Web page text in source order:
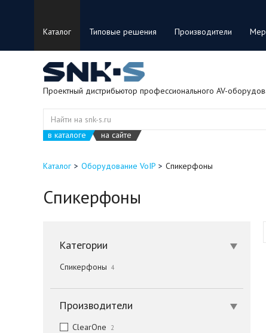
Каталог Типовые решения Производители
Проектный дистрибьютор профессионального AV-
в каталоге на сайте
Каталог Оборудование VoIP Спикерфоны
Спикерфоны
Категории
Спикерфоны 4
Производители
ClearOne 2